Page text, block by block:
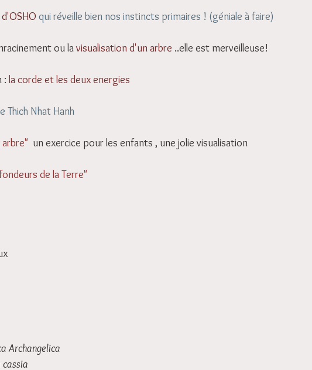
qui réveille bien nos instincts primaires ! (géniale à faire)
ou la visualisation d'un arbre ..elle est merveilleuse!
: la corde et les deux energies
Thich Nhat Hanh
arbre" un exercice pour les enfants , une jolie visualisation
de la Terre"
Archangelica